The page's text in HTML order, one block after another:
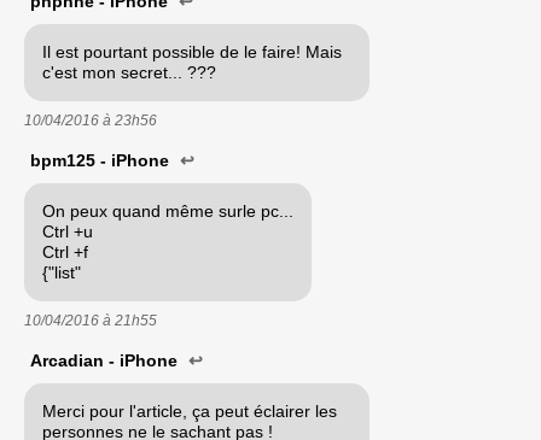
Il est pourtant possible de le faire! Mais
c'est mon secret... ???
10/04/2016 à 23h56
bpm125 - iPhone ↩
On peux quand même surle pc...
Ctrl +u
Ctrl +f
{"list"
10/04/2016 à 21h55
Arcadian - iPhone ↩
Merci pour l'article, ça peut éclairer les
personnes ne le sachant pas !